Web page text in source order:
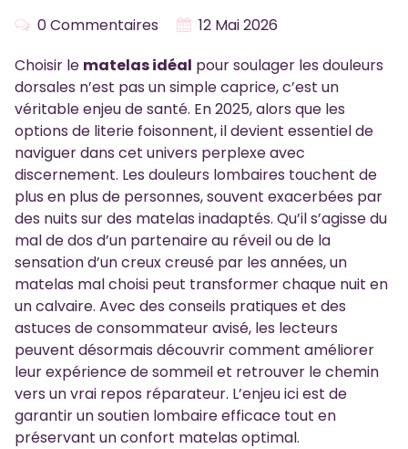
0 Commentaires
12 Mai 2026
Choisir le matelas idéal pour soulager les douleurs
dorsales n’est pas un simple caprice, c’est un
véritable enjeu de santé. En 2025, alors que les
options de literie foisonnent, il devient essentiel de
naviguer dans cet univers perplexe avec
discernement. Les douleurs lombaires touchent de
plus en plus de personnes, souvent exacerbées par
des nuits sur des matelas inadaptés. Qu’il s’agisse du
mal de dos d’un partenaire au réveil ou de la
sensation d’un creux creusé par les années, un
matelas mal choisi peut transformer chaque nuit en
un calvaire. Avec des conseils pratiques et des
astuces de consommateur avisé, les lecteurs
peuvent désormais découvrir comment améliorer
leur expérience de sommeil et retrouver le chemin
vers un vrai repos réparateur. L’enjeu ici est de
garantir un soutien lombaire efficace tout en
préservant un confort matelas optimal.